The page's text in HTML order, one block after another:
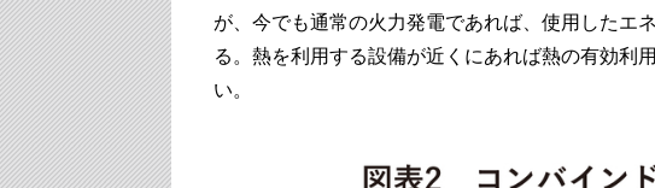
が、今でも通常の火力発電であれば、使用したエ
る。熱を利用する設備が近くにあれば熱の有効利
い。